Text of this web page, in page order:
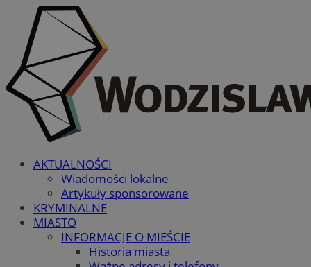
AKTUALNOŚCI
Wiadomości lokalne
Artykuły sponsorowane
KRYMINALNE
MIASTO
INFORMACJE O MIEŚCIE
Historia miasta